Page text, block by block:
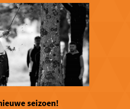
seizoen!